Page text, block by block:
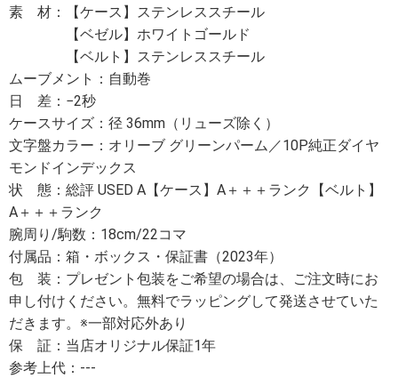
素 材：【ケース】ステンレススチール
【ベゼル】ホワイトゴールド
【ベルト】ステンレススチール
ムーブメント：自動巻
日 差：−2秒
ケースサイズ：径 36mm（リューズ除く）
文字盤カラー：オリーブ グリーンパーム／10P純正ダイヤ
モンドインデックス
状 態：総評 USED A【ケース】A＋＋＋ランク【ベルト】
A＋＋＋ランク
腕周り/駒数：18cm/22コマ
付属品：箱・ボックス・保証書（2023年）
包 装：プレゼント包装をご希望の場合は、ご注文時にお
申し付けください。無料でラッピングして発送させていた
だきます。※一部対応外あり
保 証：当店オリジナル保証1年
参考上代：---